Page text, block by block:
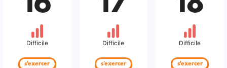
Difficile
s'exercer
Difficile
s'exercer
Difficile
s'exercer